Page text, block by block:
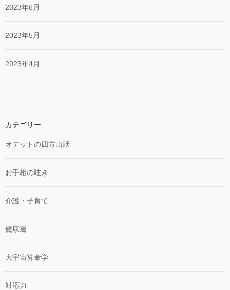
2023年6月
2023年5月
2023年4月
カテゴリー
オデットの四方山話
お手相の呟き
介護・子育て
健康運
大宇宙算命学
対応力